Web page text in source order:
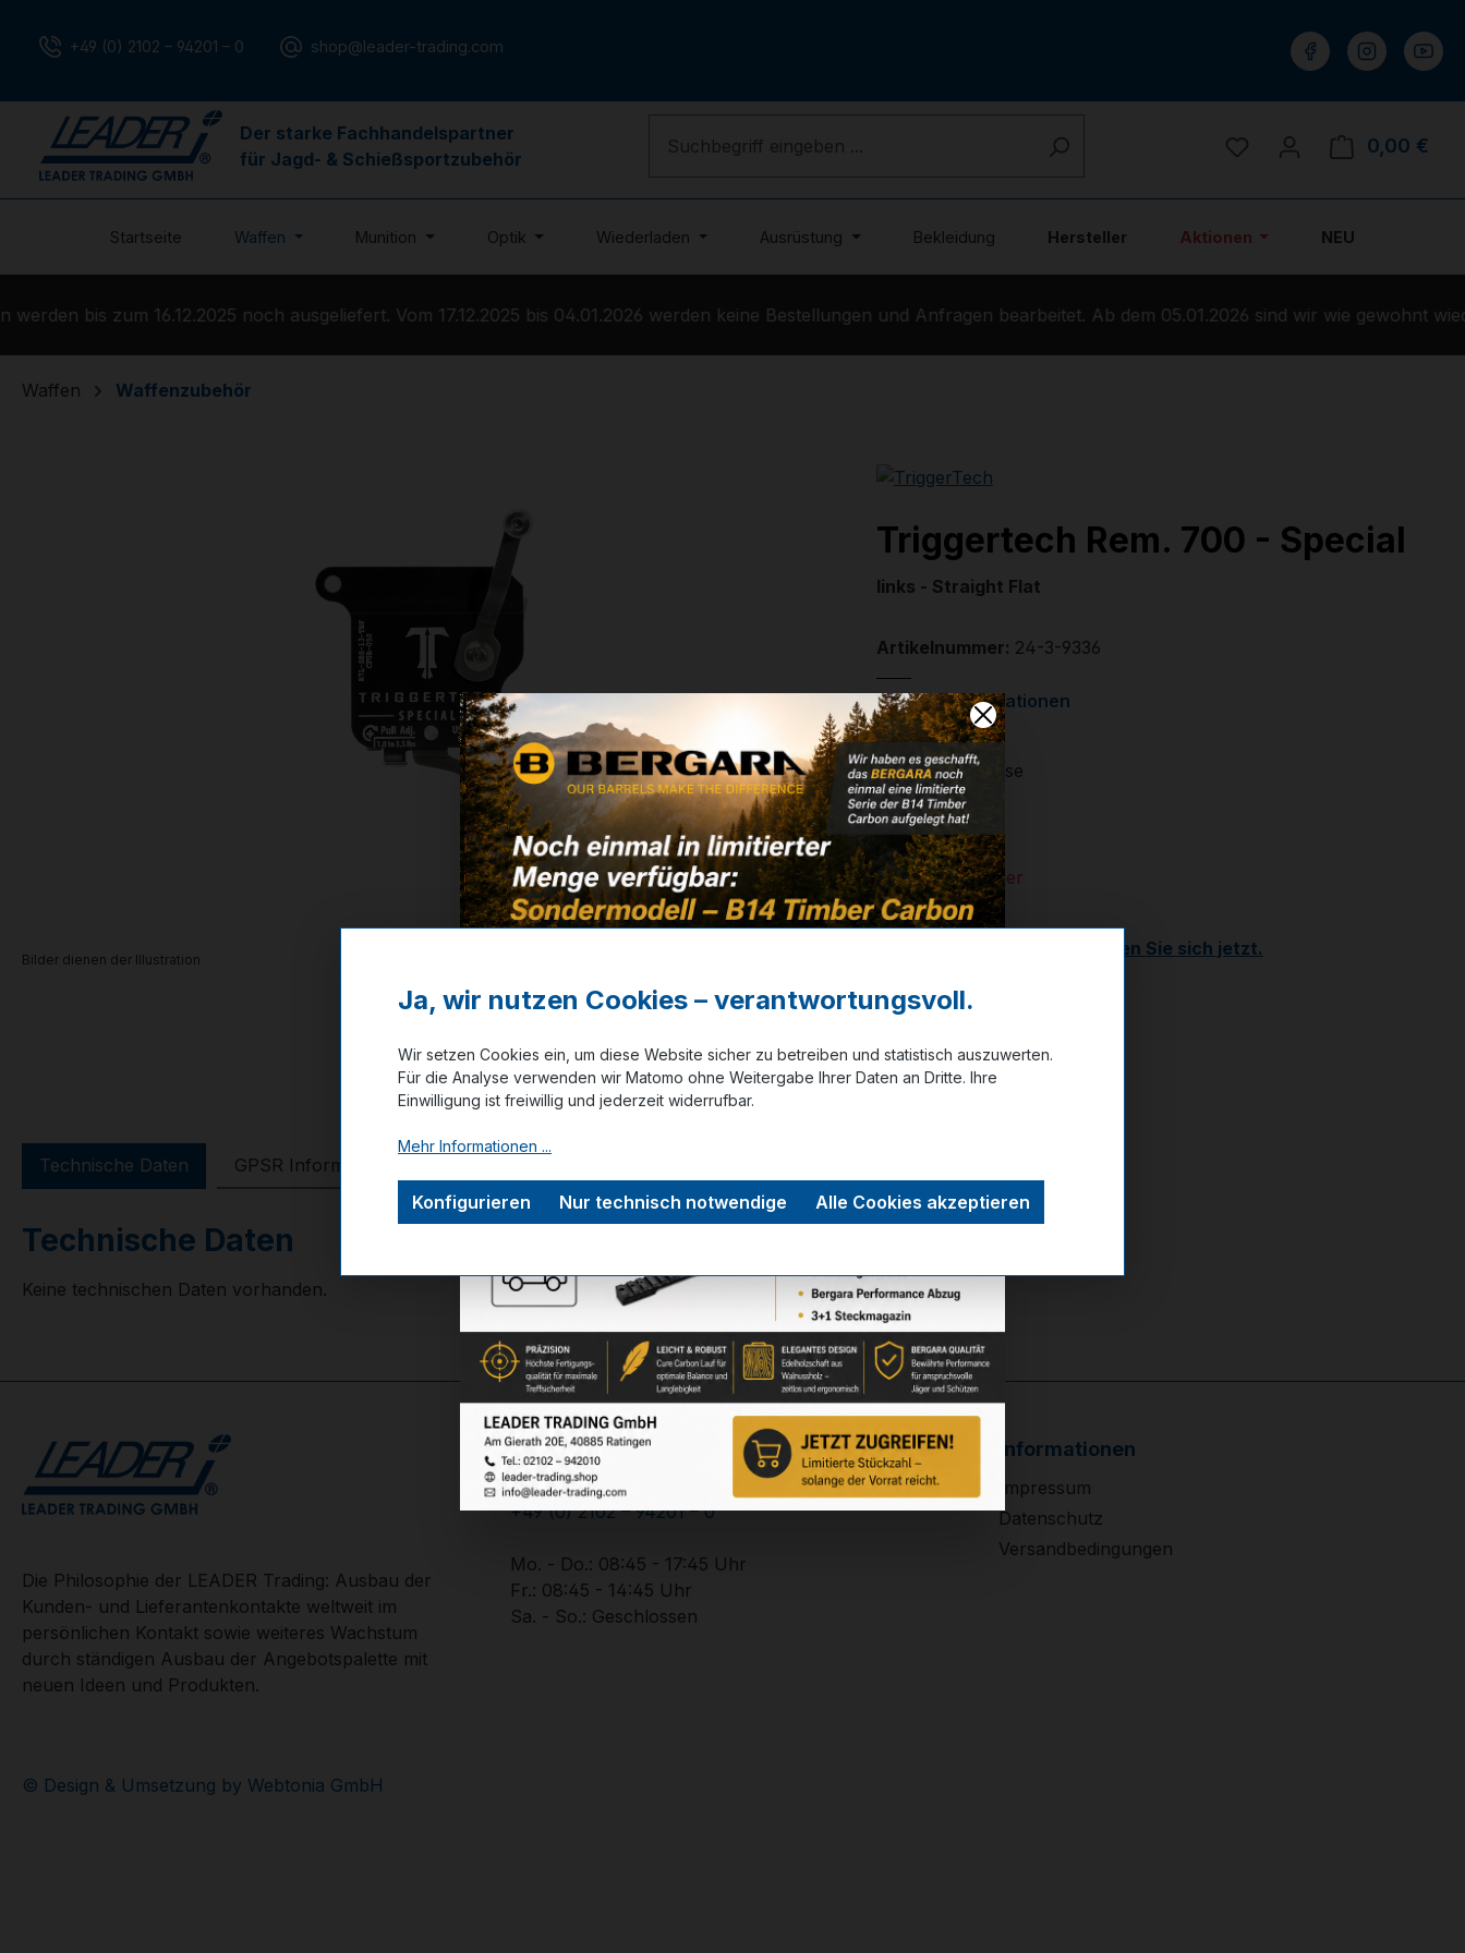
+49 (0) 2102 – 94201 – 0 shop@leader-trading.com
Der starke Fachhandelspartner
für Jagd- & Schießsportzubehör
Du hast 0 Produkte auf
0,00 €
Startseite Waffen Munition Optik Wiederladen Ausrüstung Bekleidung Hersteller Aktionen NEU
bis zum 16.12.2025 noch ausgeliefert. Vom 17.12.2025 bis 04.01.2026 werden keine Bestellungen und Anfragen bearbeitet. Ab dem 05.01.2026 sind wir wie gewohnt
Waffen Waffenzubehör
Bilder dienen der Illustration
Triggertech Rem. 700 - Special
links - Straight Flat
Artikelnummer: 24-3-9336
Weitere Informationen
✔Stainless
✔No bolt release
309,90 €
❌ Nicht auf Lager
Registrieren Sie sich jetzt.
Zum Merkzettel hinzufügen
Technische Daten GPSR Information
Technische Daten
Keine technischen Daten vorhanden.
Die Philosophie der LEADER Trading: Ausbau der
Kunden- und Lieferantenkontakte weltweit im
persönlichen Kontakt sowie weiteres Wachstum
durch ständigen Ausbau der Angebotspalette mit
neuen Ideen und Produkten.
Service-Hotline
Unterstützung zu Ihrer Bestellung:
+49 (0) 2102 – 94201 – 0
Mo. - Do.: 08:45 - 17:45 Uhr
Fr.: 08:45 - 14:45 Uhr
Sa. - So.: Geschlossen
Informationen
Impressum
Datenschutz
Versandbedingungen
© Design & Umsetzung by Webtonia GmbH
Ja, wir nutzen Cookies – verantwortungsvoll.
Wir setzen Cookies ein, um diese Website sicher zu betreiben und statistisch auszuwerten.
Für die Analyse verwenden wir Matomo ohne Weitergabe Ihrer Daten an Dritte. Ihre
Einwilligung ist freiwillig und jederzeit widerrufbar.
Mehr Informationen ...
Nur technisch notwendige
Konfigurieren Alle Cookies akzeptieren